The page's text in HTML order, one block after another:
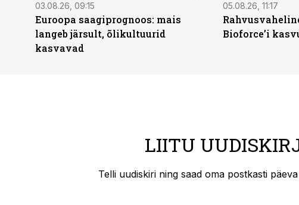
03.08.26, 09:15
Euroopa saagiprognoos: mais
langeb järsult, õlikultuurid
kasvavad
05.08.26, 11:17
Bioforce’i
LIITU
Telli uudiskiri ning saad oma postkasti